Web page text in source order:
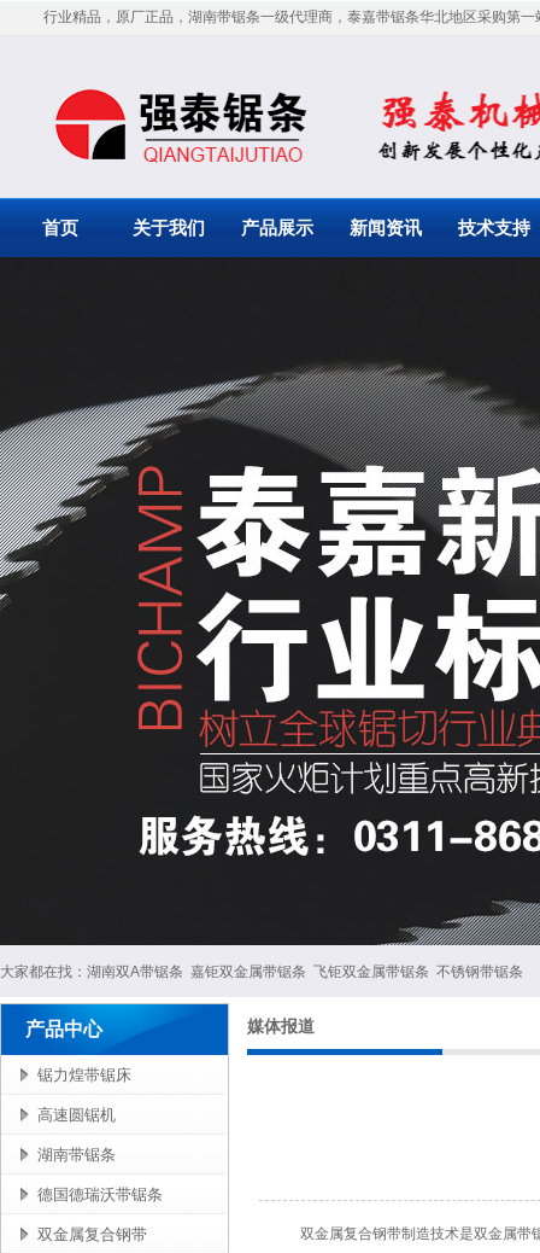
行业精品，原厂正品，湖南带锯条一级代理商，泰嘉带锯条华北地区采购第一
首页 关于我们 产品展示 新闻资讯 技术支持
大家都在找： 湖南双A带锯条 嘉钜双金属带锯条 飞钜双金属带锯条 不锈钢带锯条
产品中心
锯力煌带锯床
高速圆锯机
湖南带锯条
德国德瑞沃带锯条
双金属复合钢带
媒体报道
双金属复合钢带制造技术是双金属带